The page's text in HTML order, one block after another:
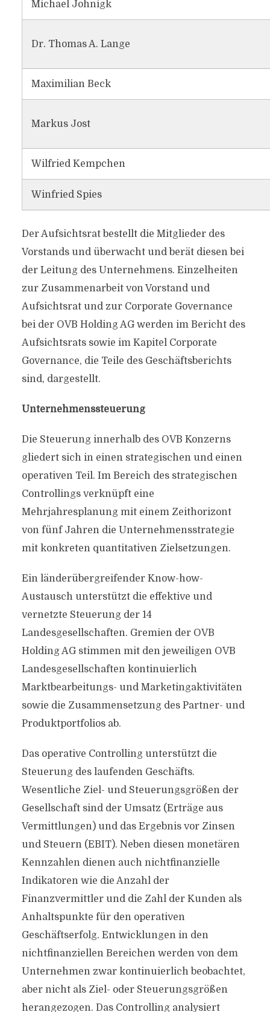
Michael Johnigk
Dr. Thomas A. Lange
Maximilian Beck
Markus Jost
Wilfried Kempchen
Winfried Spies
Der Aufsichtsrat bestellt die Mitglieder des
Vorstands und überwacht und berät diesen bei
der Leitung des Unternehmens. Einzelheiten
zur Zusammenarbeit von Vorstand und
Aufsichtsrat und zur Corporate Governance
bei der OVB Holding AG werden im Bericht des
Aufsichtsrats sowie im Kapitel Corporate
Governance, die Teile des Geschäftsberichts
sind, dargestellt.
Unternehmenssteuerung
Die Steuerung innerhalb des OVB Konzerns
gliedert sich in einen strategischen und einen
operativen Teil. Im Bereich des strategischen
Controllings verknüpft eine
Mehrjahresplanung mit einem Zeithorizont
von fünf Jahren die Unternehmensstrategie
mit konkreten quantitativen Zielsetzungen.
Ein länderübergreifender Know-how-
Austausch unterstützt die effektive und
vernetzte Steuerung der 14
Landesgesellschaften. Gremien der OVB
Holding AG stimmen mit den jeweiligen OVB
Landesgesellschaften kontinuierlich
Marktbearbeitungs- und Marketingaktivitäten
sowie die Zusammensetzung des Partner- und
Produktportfolios ab.
Das operative Controlling unterstützt die
Steuerung des laufenden Geschäfts.
Wesentliche Ziel- und Steuerungsgrößen der
Gesellschaft sind der Umsatz (Erträge aus
Vermittlungen) und das Ergebnis vor Zinsen
und Steuern (EBIT). Neben diesen monetären
Kennzahlen dienen auch nichtfinanzielle
Indikatoren wie die Anzahl der
Finanzvermittler und die Zahl der Kunden als
Anhaltspunkte für den operativen
Geschäftserfolg. Entwicklungen in den
nichtfinanziellen Bereichen werden von dem
Unternehmen zwar kontinuierlich beobachtet,
aber nicht als Ziel- oder Steuerungsgrößen
herangezogen. Das Controlling analysiert